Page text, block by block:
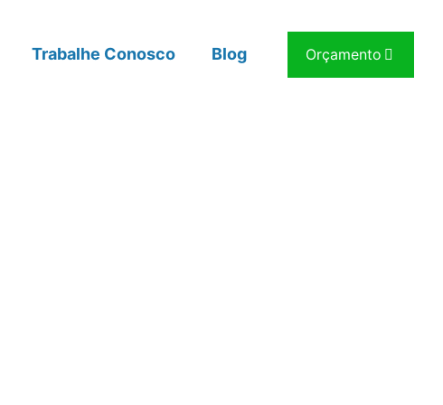
Trabalhe Conosco Blog Orçamento